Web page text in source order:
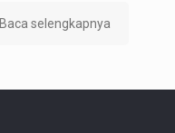
Baca selengkapnya